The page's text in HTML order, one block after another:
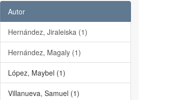
Autor
Hernández, Jiraleiska (1)
Hernández, Magaly (1)
López, Maybel (1)
Villanueva, Samuel (1)